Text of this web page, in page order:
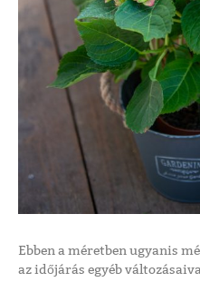
Ebben a méretben ugyanis
az időjárás egyéb